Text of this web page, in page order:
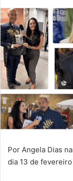
Por Angela Dias
dia 13 de